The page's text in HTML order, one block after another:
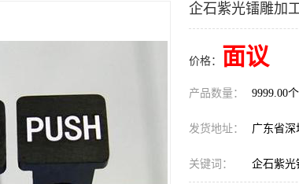
企石紫光镭雕加
价格： 面议
产品数量： 9999.00个
发货地址： 广东省深
关键词： 企石紫光